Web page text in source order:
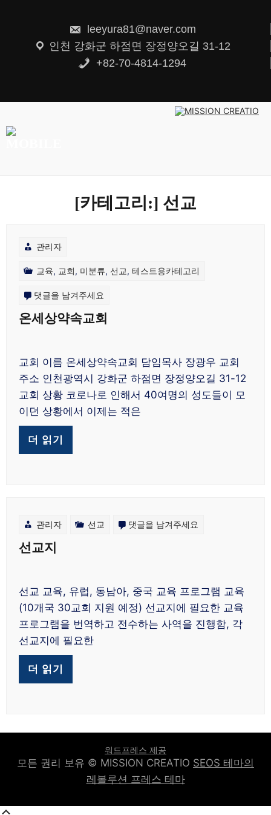
leeyura81@naver.com
인천 강화군 하점면 장정양오길 31-12
+82-70-4814-1294
[카테고리:] 선교
관리자
교육, 교회, 미분류, 선교, 테스트용카테고리
온
세
속
교
회
댓글을 남겨주세요
온세상약속교회
교회 이름 온세상약속교회 담임목사 장광우 교회
주소 인천광역시 강화군 하점면 장정양오길 31-12
교회 상황 코로나로 인해서 40여명의 성도들이 모
이던 상황에서 이제는 적은
더 읽기
관리자 선교
선
댓글을 남겨주세요
선교지
선교 교육, 유럽, 동남아, 중국 교육 프로그램 교육
(10개국 30교회 지원 예정) 선교지에 필요한 교육
프로그램을 번역하고 전수하는 사역을 진행함, 각
선교지에 필요한
더 읽기
워드프레스 제공
모든 권리 보유 © MISSION CREATIO SEOS 테마의
레볼루션 프레스 테마